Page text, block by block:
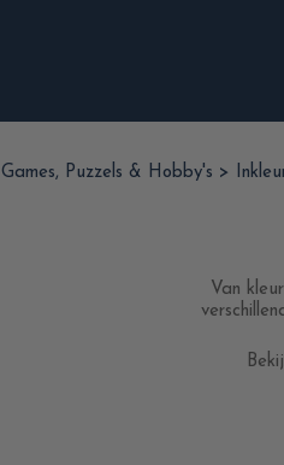
Games, Puzzels & Hobby's >
Van